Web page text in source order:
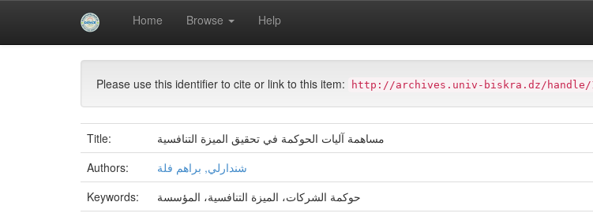
Home Browse Help
University of Biskra Repository Mémoires de Master Faculté des Sciences Economiques et
Please use this identifier to cite or link to this item: http://archives.univ-biskra.dz/handle/
Title:
مساهمة آليات الحوكمة في تحقيق الميزة التنافسية
Authors:
شندارلي, براهم فلة
Keywords:
حوكمة الشركات، الميزة التنافسية، المؤسسة